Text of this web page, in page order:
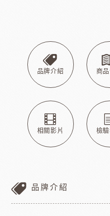
品牌介紹 商
相關影片 檢
品牌介紹